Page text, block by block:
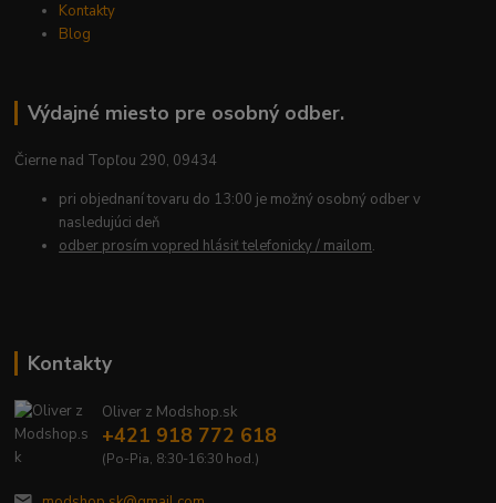
Kontakty
Blog
Výdajné miesto pre osobný odber.
Čierne nad Topľou 290, 09434
pri objednaní tovaru do 13:00 je možný osobný odber v
nasledujúci deň
odber prosím vopred hlásiť telefonicky / mailom.
Kontakty
Oliver z Modshop.sk
+421 918 772 618
(Po-Pia, 8:30-16:30 hod.)